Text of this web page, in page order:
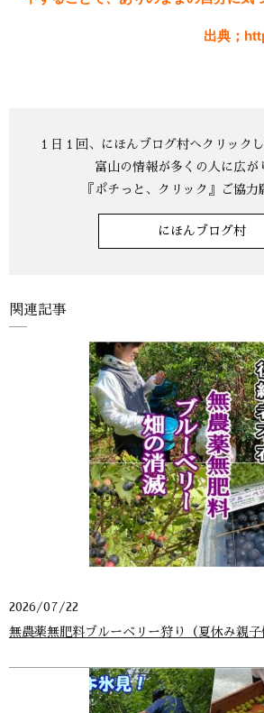
出典；
にほんブログ村
関連記事
2026/07/22
無農薬無肥料ブルーベリー狩り（夏休み親